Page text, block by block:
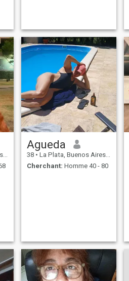
Agueda
38 • La Plata, Buenos Aires, Argentine
Cherchant: Homme 40 - 80